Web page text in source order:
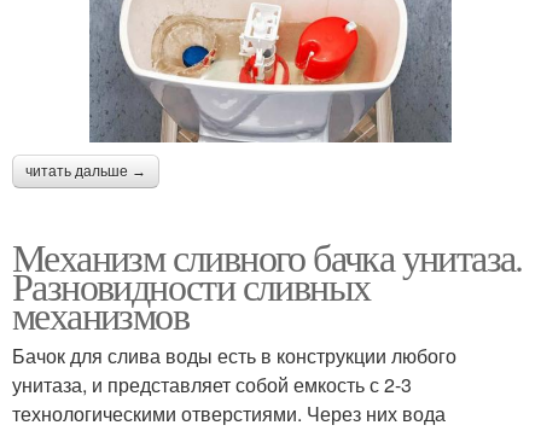
читать дальше →
Механизм сливного бачка унитаза.
Разновидности сливных
механизмов
Бачок для слива воды есть в конструкции любого
унитаза, и представляет собой емкость с 2-3
технологическими отверстиями. Через них вода